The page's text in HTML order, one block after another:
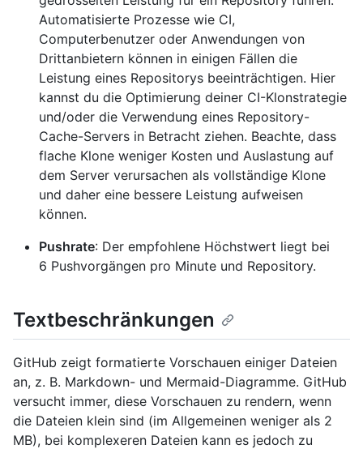
Automatisierte Prozesse wie CI,
Computerbenutzer oder Anwendungen von
Drittanbietern können in einigen Fällen die
Leistung eines Repositorys beeinträchtigen. Hier
kannst du die Optimierung deiner CI-Klonstrategie
und/oder die Verwendung eines Repository-
Cache-Servers in Betracht ziehen. Beachte, dass
flache Klone weniger Kosten und Auslastung auf
dem Server verursachen als vollständige Klone
und daher eine bessere Leistung aufweisen
können.
Pushrate: Der empfohlene Höchstwert liegt bei
6 Pushvorgängen pro Minute und Repository.
Textbeschränkungen
GitHub zeigt formatierte Vorschauen einiger Dateien
an, z. B. Markdown- und Mermaid-Diagramme. GitHub
versucht immer, diese Vorschauen zu rendern, wenn
die Dateien klein sind (im Allgemeinen weniger als 2
MB), bei komplexeren Dateien kann es jedoch zu